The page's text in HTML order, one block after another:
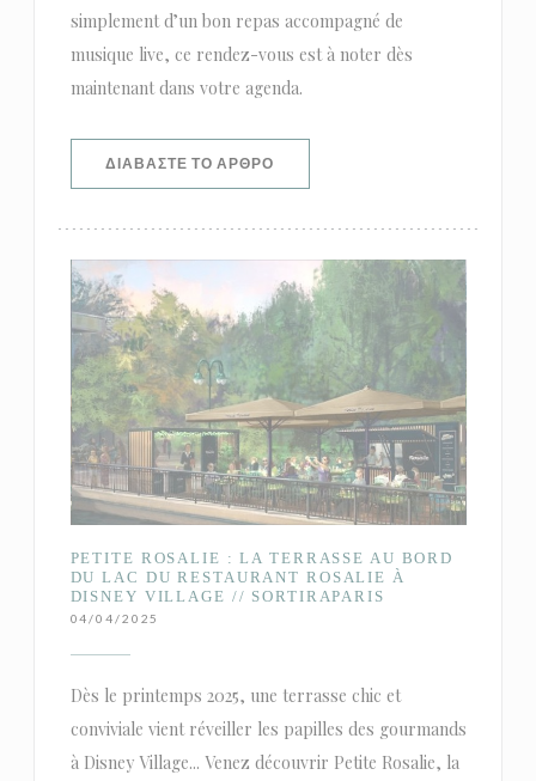
simplement d’un bon repas accompagné de
musique live, ce rendez-vous est à noter dès
maintenant dans votre agenda.
ΔΙΑΒΆΣΤΕ ΤΟ ΆΡΘΡΟ
PETITE ROSALIE : LA TERRASSE AU BORD
DU LAC DU RESTAURANT ROSALIE À
DISNEY VILLAGE // SORTIRAPARIS
04/04/2025
Dès le printemps 2025, une terrasse chic et
conviviale vient réveiller les papilles des gourmands
à Disney Village... Venez découvrir Petite Rosalie, la